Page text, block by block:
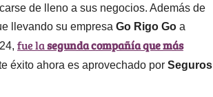
de lleno a sus negocios. Además de
llevando su empresa Go Rigo Go a
fue lasegunda compañía que más
éxito ahora es aprovechado por Seguros